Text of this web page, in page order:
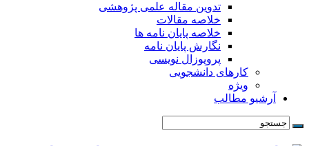
تدوین مقاله علمی پژوهشی
خلاصه مقالات
خلاصه پایان نامه ها
نگارش پایان نامه
پروپوزال نویسی
کارهای دانشجویی
ویژه
آرشیو مطالب